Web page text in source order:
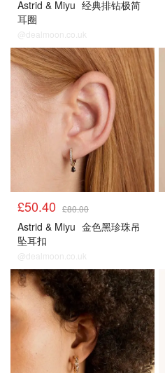
Astrid & Miyu 经典排钻极简
耳圈
@dealmoon.co.uk
£50.40 £80.00
Astrid & Miyu 金色黑珍珠吊
坠耳扣
@dealmoon.co.uk